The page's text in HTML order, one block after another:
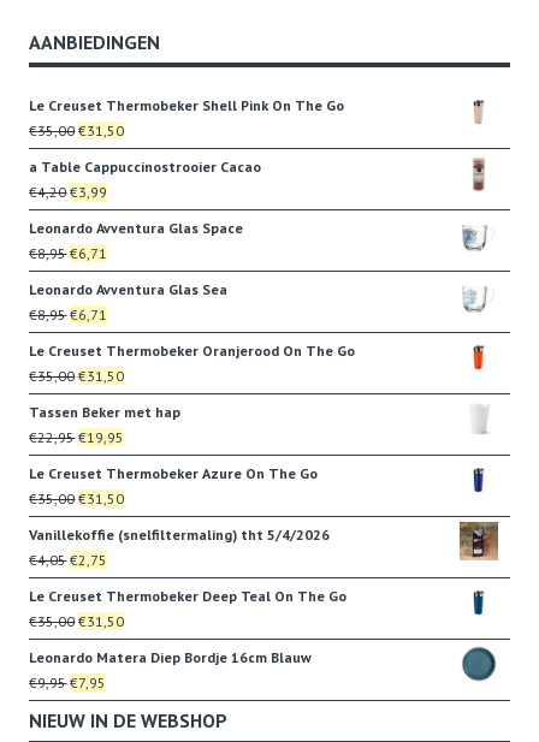
AANBIEDINGEN
Le Creuset Thermobeker Shell Pink On The Go
€35,00Oorspronkelijke
prijs
was:
€35,00.
€31,50Huidige
prijs
a Table Cappuccinostrooier Cacao
€4,20Oorspronkelijke
prijs
was:
€4,20.
€3,99
prijs
is:
€3,99.
Leonardo Avventura Glas Space
€8,95Oorspronkelijke
prijs
was:
€8,95.
€6,71
prijs
is:
€6,71.
Leonardo Avventura Glas Sea
€8,95Oorspronkelijke
prijs
was:
€8,95.
€6,71
prijs
is:
€6,71.
Le Creuset Thermobeker Oranjerood On The Go
€35,00Oorspronkelijke
prijs
was:
€35,00.
€31,50Huidige
prijs
is:
€31,50.
Tassen Beker met hap
€22,95Oorspronkelijke
prijs
was:
€22,95.
€19,95
prijs
is:
€19,95.
Le Creuset Thermobeker Azure On The Go
€35,00Oorspronkelijke
prijs
was:
€35,00.
€31,50Huidige
prijs
Vanillekoffie (snelfiltermaling) tht 5/4/2026
€4,05Oorspronkelijke
prijs
was:
€4,05.
€2,75
prijs
is:
€2,75.
Le Creuset Thermobeker Deep Teal On The Go
€35,00Oorspronkelijke
prijs
was:
€35,00.
€31,50Huidige
prijs
Leonardo Matera Diep Bordje 16cm Blauw
€9,95Oorspronkelijke
prijs
was:
€7,95
prijs
is:
NIEUW IN DE WEBSHOP